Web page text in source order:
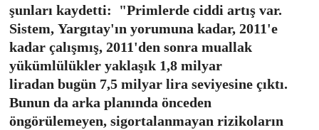
şunları kaydetti: "Primlerde ciddi artış var.
Sistem, Yargıtay'ın yorumuna kadar, 2011'e
kadar çalışmış, 2011'den sonra muallak
yükümlülükler yaklaşık 1,8 milyar
liradan bugün 7,5 milyar lira seviyesine çıktı.
Bunun da arka planında önceden
öngörülemeyen, sigortalanmayan rizikoların